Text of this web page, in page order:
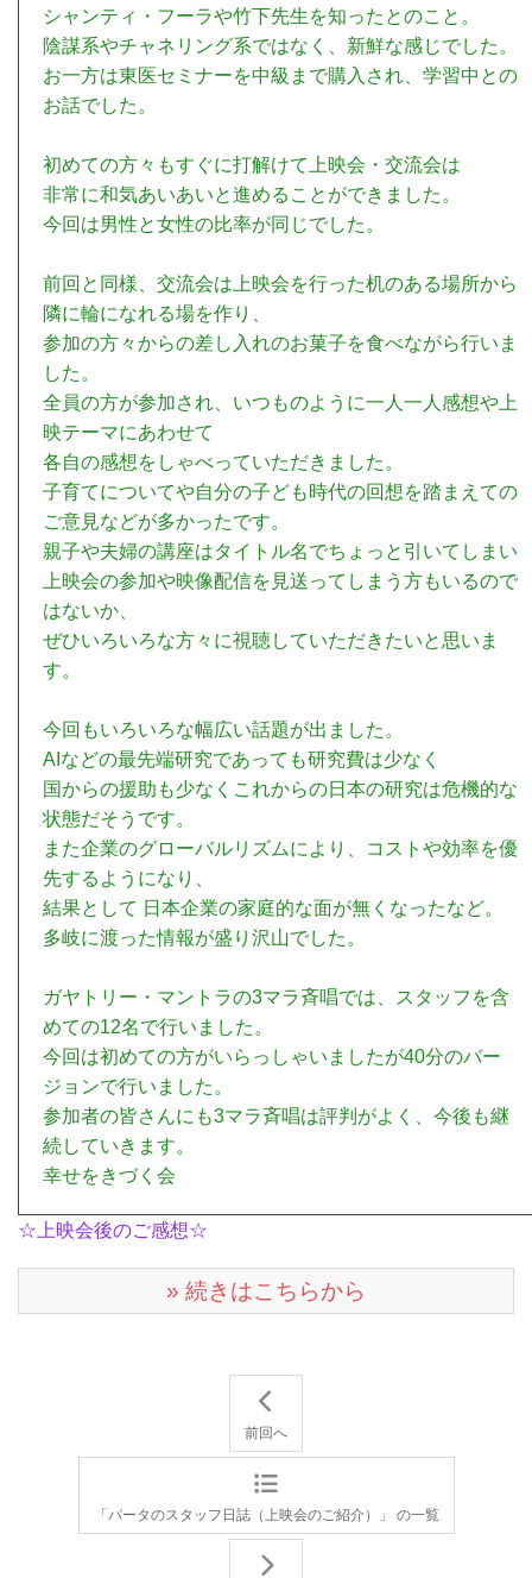
シャンティ・フーラや竹下先生を知ったとのこと。
陰謀系やチャネリング系ではなく、新鮮な感じでした。
お一方は東医セミナーを中級まで購入され、学習中との
お話でした。
初めての方々もすぐに打解けて上映会・交流会は
非常に和気あいあいと進めることができました。
今回は男性と女性の比率が同じでした。
前回と同様、交流会は上映会を行った机のある場所から
隣に輪になれる場を作り、
参加の方々からの差し入れのお菓子を食べながら行いま
した。
全員の方が参加され、いつものように一人一人感想や上
映テーマにあわせて
各自の感想をしゃべっていただきました。
子育てについてや自分の子ども時代の回想を踏まえての
ご意見などが多かったです。
親子や夫婦の講座はタイトル名でちょっと引いてしまい
上映会の参加や映像配信を見送ってしまう方もいるので
はないか、
ぜひいろいろな方々に視聴していただきたいと思いま
す。
今回もいろいろな幅広い話題が出ました。
AIなどの最先端研究であっても研究費は少なく
国からの援助も少なくこれからの日本の研究は危機的な
状態だそうです。
また企業のグローバルリズムにより、コストや効率を優
先するようになり、
結果として 日本企業の家庭的な面が無くなったなど。
多岐に渡った情報が盛り沢山でした。
ガヤトリー・マントラの3マラ斉唱では、スタッフを含
めての12名で行いました。
今回は初めての方がいらっしゃいましたが40分のバー
ジョンで行いました。
参加者の皆さんにも3マラ斉唱は評判がよく、今後も継
続していきます。
幸せをきづく会
☆上映会後のご感想☆
» 続きはこちらから
前回へ
「パータのスタッフ日誌（上映会のご紹介）」 の一覧